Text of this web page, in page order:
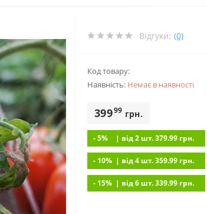
Відгуки: (0)
Код товару:
Наявність: Немає в наявностi
39999 грн.
- 5% | вiд 2 шт. 379.99 грн.
- 10% | вiд 4 шт. 359.99 грн.
- 15% | вiд 6 шт. 339.99 грн.